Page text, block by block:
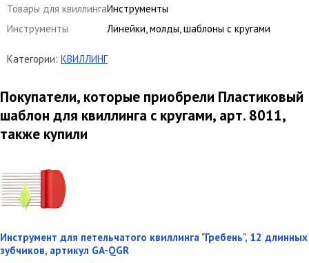
Товары для квиллингаИнструменты
Инструменты
Линейки, молды, шаблоны с кругами
Категории: КВИЛЛИНГ
Покупатели, которые приобрели Пластиковый
шаблон для квиллинга с кругами, арт. 8011,
также купили
Инструмент для петельчатого квиллинга "Гребень", 12 длинных
зубчиков, артикул GA-QGR